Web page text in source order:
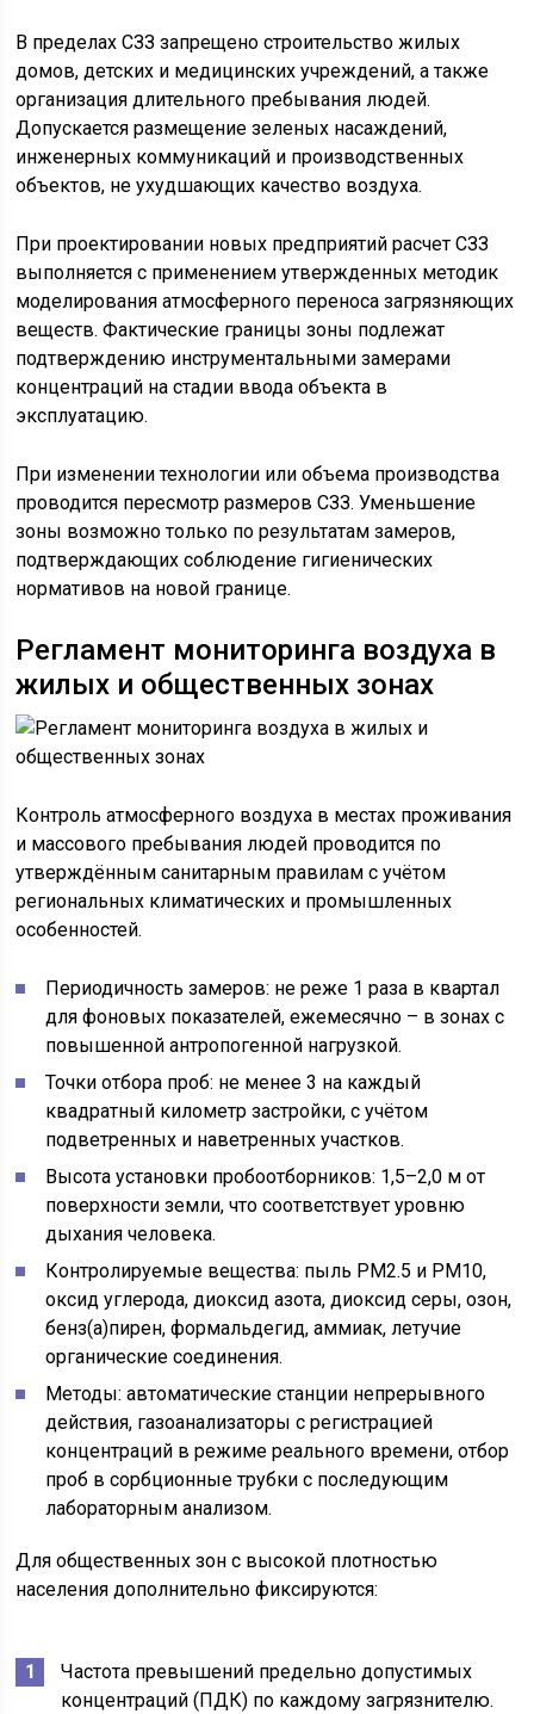
В пределах СЗЗ запрещено строительство жилых
домов, детских и медицинских учреждений, а также
организация длительного пребывания людей.
Допускается размещение зеленых насаждений,
инженерных коммуникаций и производственных
объектов, не ухудшающих качество воздуха.
При проектировании новых предприятий расчет СЗЗ
выполняется с применением утвержденных методик
моделирования атмосферного переноса загрязняющих
веществ. Фактические границы зоны подлежат
подтверждению инструментальными замерами
концентраций на стадии ввода объекта в
эксплуатацию.
При изменении технологии или объема производства
проводится пересмотр размеров СЗЗ. Уменьшение
зоны возможно только по результатам замеров,
подтверждающих соблюдение гигиенических
нормативов на новой границе.
Регламент мониторинга воздуха в
жилых и общественных зонах
Контроль атмосферного воздуха в местах проживания
и массового пребывания людей проводится по
утверждённым санитарным правилам с учётом
региональных климатических и промышленных
особенностей.
Периодичность замеров: не реже 1 раза в квартал
для фоновых показателей, ежемесячно – в зонах с
повышенной антропогенной нагрузкой.
Точки отбора проб: не менее 3 на каждый
квадратный километр застройки, с учётом
подветренных и наветренных участков.
Высота установки пробоотборников: 1,5–2,0 м от
поверхности земли, что соответствует уровню
дыхания человека.
Контролируемые вещества: пыль PM2.5 и PM10,
оксид углерода, диоксид азота, диоксид серы, озон,
бенз(а)пирен, формальдегид, аммиак, летучие
органические соединения.
Методы: автоматические станции непрерывного
действия, газоанализаторы с регистрацией
концентраций в режиме реального времени, отбор
проб в сорбционные трубки с последующим
лабораторным анализом.
Для общественных зон с высокой плотностью
населения дополнительно фиксируются:
Частота превышений предельно допустимых
концентраций (ПДК) по каждому загрязнителю.